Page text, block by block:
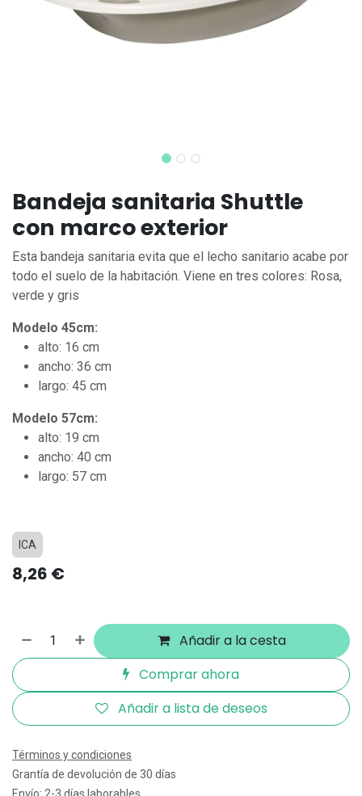
Bandeja sanitaria Shuttle
con marco exterior
Esta bandeja sanitaria evita que el lecho sanitario acabe por
todo el suelo de la habitación. Viene en tres colores: Rosa,
verde y gris
Modelo 45cm:
alto: 16 cm
ancho: 36 cm
largo: 45 cm
Modelo 57cm:
alto: 19 cm
ancho: 40 cm
largo: 57 cm
ICA
8,26 €
Añadir a la cesta
Comprar ahora
Añadir a lista de deseos
Términos y condiciones
Grantía de devolución de 30 días